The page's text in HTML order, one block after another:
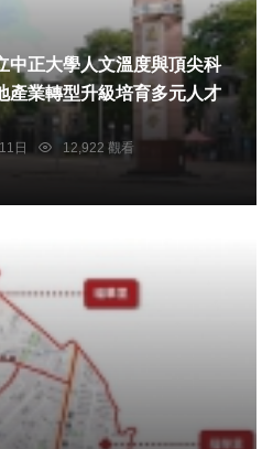
中正大學人文溫度與頂尖科
產業轉型升級培育多元人才
日
12,922 觀看